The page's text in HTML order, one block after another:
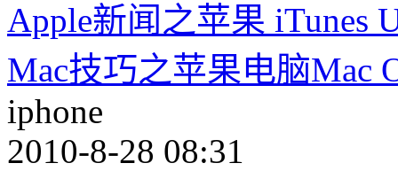
Apple新闻之苹果 iTunes
Mac技巧之苹果电脑Mac
iphone
2010-8-28 08:31